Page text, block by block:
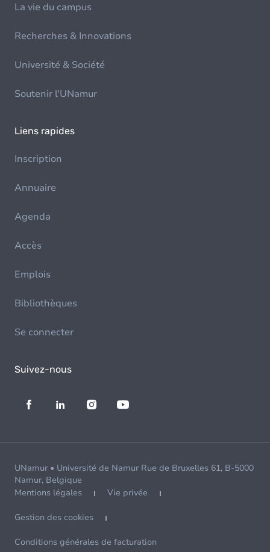
La vie du campus
Recherches & Innovations
Université & Société
Soutenir l'UNamur
Liens rapides
Inscription
Annuaire
Agenda
Accès
Emplois
Bibliothèques
Se connecter
Suivez-nous
UNamur • Université de Namur Rue de Bruxelles 61, B-5000
Namur, Belgique
Mentions légales
Vie privée
Gestion des cookies
Conditions générales de facturation